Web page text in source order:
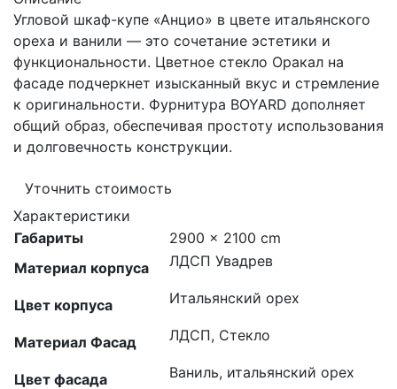
Угловой шкаф-купе «Анцио» в цвете итальянского
ореха и ванили — это сочетание эстетики и
функциональности. Цветное стекло Оракал на
фасаде подчеркнет изысканный вкус и стремление
к оригинальности. Фурнитура BOYARD дополняет
общий образ, обеспечивая простоту использования
и долговечность конструкции.
Уточнить стоимость
Характеристики
Габариты
2900 × 2100 cm
Материал корпуса
ЛДСП Увадрев
Цвет корпуса Итальянский орех
Материал Фасад ЛДСП, Стекло
Цвет фасада Ваниль, итальянский орех